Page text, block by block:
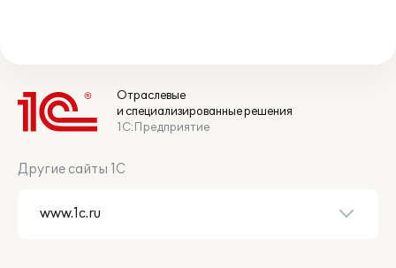
Отраслевые
и специализированные решения
1С:Предприятие
Другие сайты 1С